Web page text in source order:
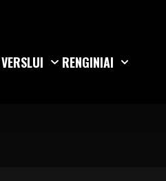
VERSLUI RENGINIAI